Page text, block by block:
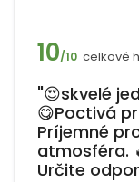
10/10 celkové
"😍skvelé
😋Poctivá
Príjemné
atmosféra.
Určite